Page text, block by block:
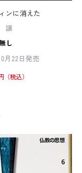
ンに消えた
譲
し
月22日発売
円